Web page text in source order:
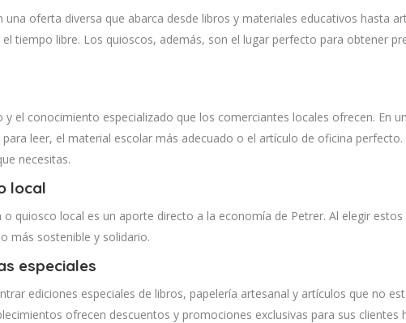
una oferta diversa que abarca desde libros y materiales educativos hasta
tiempo libre. Los quioscos, además, son el lugar perfecto para obtener
el conocimiento especializado que los comerciantes locales ofrecen. En
leer, el material escolar más adecuado o el artículo de oficina
necesitas.
local
o quiosco local es un aporte directo a la economía de Petrer. Al elegir
más sostenible y solidario.
especiales
ediciones especiales de libros, papelería artesanal y artículos que no
ofrecen descuentos y promociones exclusivas para sus clientes